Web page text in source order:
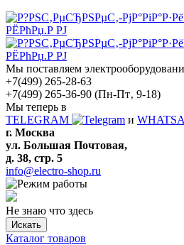
Мы поставляем
+7(499) 265-28-63
+7(499) 265-36-90 (Пн-Пт‚ 9-18)
Мы теперь в
TELEGRAM
и
г. Москва
ул. Большая Почтовая,
д. 38, стр. 5
info@electro-shop.ru
Не знаю что здесь
Искать
Каталог товаров